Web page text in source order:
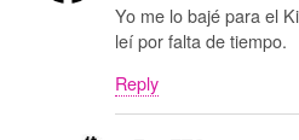
Yo me lo bajé para el
leí por falta de tiempo.
Reply